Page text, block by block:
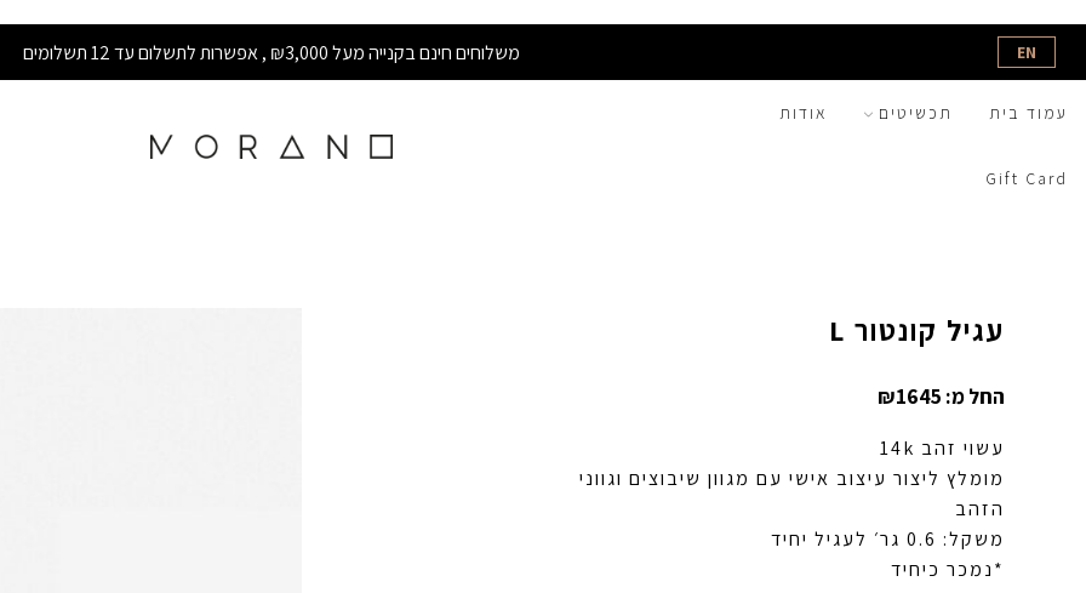
EN משלוחים חינם בקנייה מעל ₪3,000 , אפשרות לתשלום עד 12 תשלומים
עמוד בית תכשיטים אודות
Gift Card
עגיל קונטור L
החל מ: ₪1645
עשוי זהב 14k
מומלץ ליצור עיצוב אישי עם מגוון שיבוצים וגווני
הזהב
משקל: 0.6 גר׳ לעגיל יחיד
*נמכר כיחיד